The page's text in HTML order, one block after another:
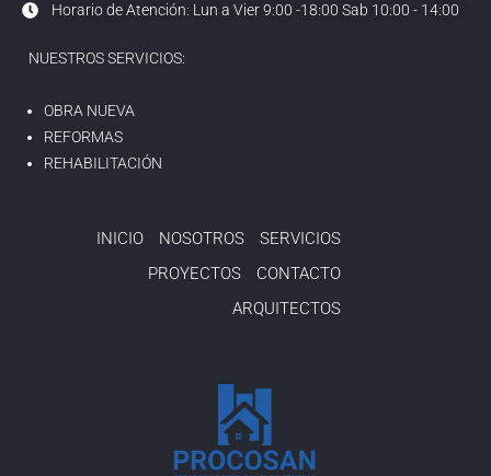
Horario de Atención: Lun a Vier 9:00 -18:00 Sab 10:00 - 14:00
NUESTROS SERVICIOS:
OBRA NUEVA
REFORMAS
REHABILITACIÓN
INICIO NOSOTROS
SERVICIOS
PROYECTOS
CONTACTO
ARQUITECTOS